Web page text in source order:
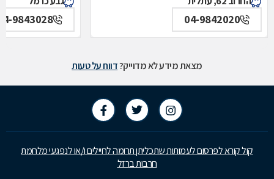
04-9842020
9843028
מצאת מידע לא מדוייק?דווח על טעות
קול קורא לפרסום לעמותות שתכליתן תרומה לחיילים ו/או לנפגעי מלחמת
חרבות ברזל